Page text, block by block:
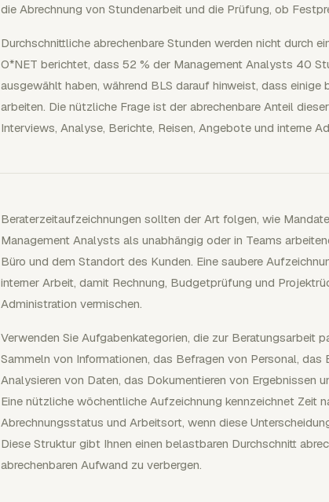
die Abrechnung von Stundenarbeit und die Prüfung, ob
Durchschnittliche abrechenbare Stunden werden nicht durch
O*NET berichtet, dass 52 % der Management Analysts 40
ausgewählt haben, während BLS darauf hinweist, dass
arbeiten. Die nützliche Frage ist der abrechenbare Anteil
Interviews, Analyse, Berichte, Reisen, Angebote und interne
Beraterzeitaufzeichnungen sollten der Art folgen, wie
Management Analysts als unabhängig oder in Teams
Büro und dem Standort des Kunden. Eine saubere
interner Arbeit, damit Rechnung, Budgetprüfung und
Administration vermischen.
Verwenden Sie Aufgabenkategorien, die zur Beratungsarbeit
Sammeln von Informationen, das Befragen von Personal,
Analysieren von Daten, das Dokumentieren von Ergebnissen
Eine nützliche wöchentliche Aufzeichnung kennzeichnet Zeit
Abrechnungsstatus und Arbeitsort, wenn diese
Diese Struktur gibt Ihnen einen belastbaren Durchschnitt
abrechenbaren Aufwand zu verbergen.